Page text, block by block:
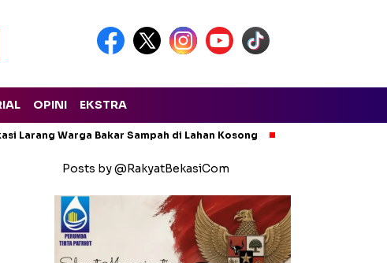
OPINI EKSTRA
Larang Warga Bakar Sampah di Lahan Kosong
Posts by @RakyatBekasiCom